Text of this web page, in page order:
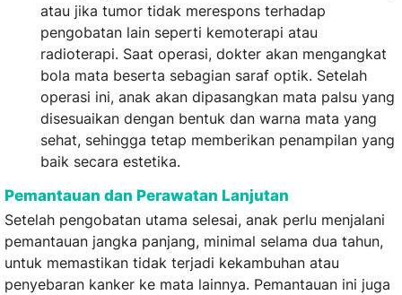
atau jika tumor tidak merespons terhadap
pengobatan lain seperti kemoterapi atau
radioterapi. Saat operasi, dokter akan mengangkat
bola mata beserta sebagian saraf optik. Setelah
operasi ini, anak akan dipasangkan mata palsu yang
disesuaikan dengan bentuk dan warna mata yang
sehat, sehingga tetap memberikan penampilan yang
baik secara estetika.
Pemantauan dan Perawatan Lanjutan
Setelah pengobatan utama selesai, anak perlu menjalani
pemantauan jangka panjang, minimal selama dua tahun,
untuk memastikan tidak terjadi kekambuhan atau
penyebaran kanker ke mata lainnya. Pemantauan ini juga